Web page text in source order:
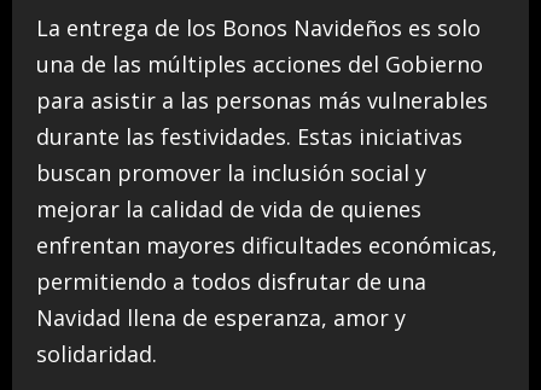
La entrega de los Bonos Navideños es solo
una de las múltiples acciones del Gobierno
para asistir a las personas más vulnerables
durante las festividades. Estas iniciativas
buscan promover la inclusión social y
mejorar la calidad de vida de quienes
enfrentan mayores dificultades económicas,
permitiendo a todos disfrutar de una
Navidad llena de esperanza, amor y
solidaridad.